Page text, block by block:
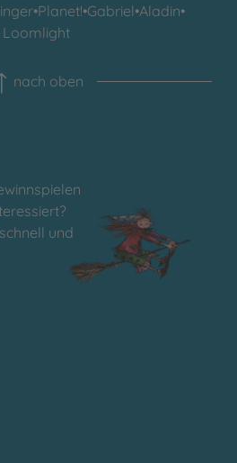
•Planet!•Gabriel•Aladin•
Loomlight
nach oben
und